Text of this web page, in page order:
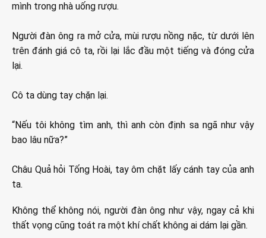
mình trong nhà uống rượu.
Người đàn ông ra mở cửa, mùi rượu nồng nặc, từ dưới lên
trên đánh giá cô ta, rồi lại lắc đầu một tiếng và đóng cửa
lại.
Cô ta dùng tay chặn lại.
“Nếu tôi không tìm anh, thì anh còn định sa ngã như vậy
bao lâu nữa?”
Châu Quả hỏi Tống Hoài, tay ôm chặt lấy cánh tay của anh
ta.
Không thể không nói, người đàn ông như vậy, ngay cả khi
thất vọng cũng toát ra một khí chất không ai dám lại gần.